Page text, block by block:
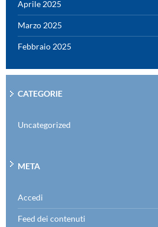
Aprile 2025
Marzo 2025
Febbraio 2025
CATEGORIE
Uncategorized
META
Accedi
Feed dei contenuti